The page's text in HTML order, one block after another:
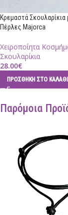
Κρεμαστά Σκουλαρίκια
Πέρλες Majorca
Χειροποίητα
Σκουλαρίκια
28.00€
ΠΡΟΣΘΉΚΗ ΣΤΟ ΚΑΛΆΘΙ
Παρόμοια